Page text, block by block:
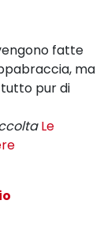
fatte
ma
pur di
Le